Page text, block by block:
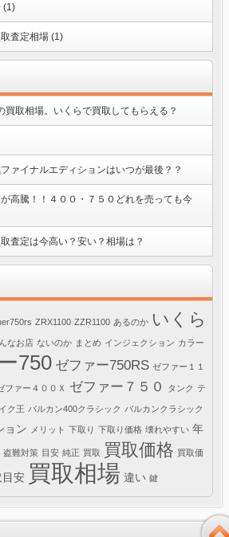
(1)
査定相場 (1)
買取相場。いくらで買取してもらえる？
ァイナルエディションはいつが最後？？
高騰！！４００・７５０どれを売っても今
査定は今高い？安い？相場は？
ZRX1100 ZZR1100 あるのか いくら
なお店 ないのか まとめ インジェクション カラー
750 ゼファー750RS ゼファー１１
ファー４００Ｘ ゼファー７５０ タンク テ
ク王 バルカン400クラシック バルカンクラシック
ョン メリット 下取り 下取り価格 壊れやすい 年
盗難対策 目安 純正 買取 買取価格 買取価
目安 買取相場 違い 鍵